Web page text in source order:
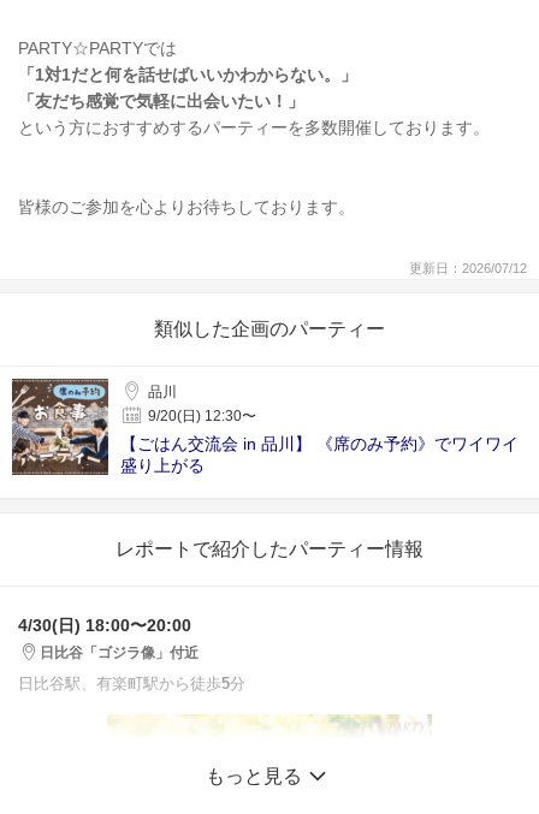
PARTY☆PARTYでは
「1対1だと何を話せばいいかわからない。」
「友だち感覚で気軽に出会いたい！」
という方におすすめするパーティーを多数開催しております。
皆様のご参加を心よりお待ちしております。
更新日：2026/07/12
類似した企画のパーティー
品川
9/20(日) 12:30〜
【ごはん交流会 in 品川】 《席のみ予約》でワイワイ
盛り上がる
レポートで紹介したパーティー情報
4/30(日) 18:00〜20:00
日比谷「ゴジラ像」付近
日比谷駅、有楽町駅から徒歩5分
もっと見る